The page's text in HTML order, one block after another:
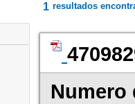
1 resultados
Numero